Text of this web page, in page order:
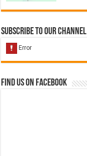
Subscribe to our Channel
Find us on Facebook